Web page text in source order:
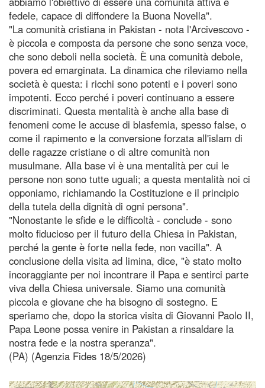
fedele, capace di diffondere la Buona Novella".
"La comunità cristiana in Pakistan - nota l'Arcivescovo -
è piccola e composta da persone che sono senza voce,
che sono deboli nella società. È una comunità debole,
povera ed emarginata. La dinamica che rileviamo nella
società è questa: i ricchi sono potenti e i poveri sono
impotenti. Ecco perché i poveri continuano a essere
discriminati. Questa mentalità è anche alla base di
fenomeni come le accuse di blasfemia, spesso false, o
come il rapimento e la conversione forzata all'islam di
delle ragazze cristiane o di altre comunità non
musulmane. Alla base vi è una mentalità per cui le
persone non sono tutte uguali; a questa mentalità noi ci
opponiamo, richiamando la Costituzione e il principio
della tutela della dignità di ogni persona".
"Nonostante le sfide e le difficoltà - conclude - sono
molto fiducioso per il futuro della Chiesa in Pakistan,
perché la gente è forte nella fede, non vacilla". A
conclusione della visita ad limina, dice, "è stato molto
incoraggiante per noi incontrare il Papa e sentirci parte
viva della Chiesa universale. Siamo una comunità
piccola e giovane che ha bisogno di sostegno. E
speriamo che, dopo la storica visita di Giovanni Paolo II,
Papa Leone possa venire in Pakistan a rinsaldare la
nostra fede e la nostra speranza".
(PA) (Agenzia Fides 18/5/2026)